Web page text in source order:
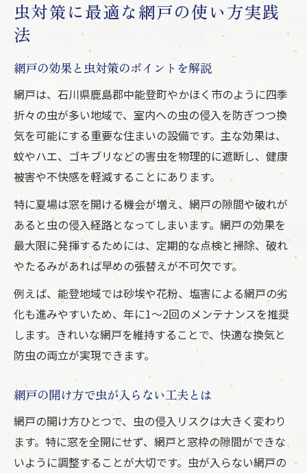
網戸を使った室内換気と虫対策の両立法
快適な空間を作る網戸活用の実践方法
網戸の締め方で虫の侵入経路を徹底ブロッ
ク
虫除けスプレーと網戸の組み合わせ活用術
網戸の定期点検で快適な室内環境を維持
網戸で虫が入らない窓開け方の工夫
虫が入らない網戸の開け方を徹底解説
網戸と窓の重なり方で虫の侵入を防止
網戸を開ける方向を意識した換気方法
網戸の締め方で小さな虫の侵入を防ぐコツ
虫除けスプレーと網戸使用時の注意点
定期チェックで網戸の機能を守る秘訣
網戸の劣化サインと虫対策の見極め方
網戸の破れや隙間を早期発見する習慣
網戸の機能維持に必要な定期点検の方法
虫がつく理由と網戸の点検ポイント解説
網戸のパッキンやモヘアの劣化確認術
虫除けスプレーと掃除による網戸防虫術
網戸の内側から虫除けスプレーの使い方
虫対策に最適な網戸の使い方実践
法
網戸の効果と虫対策のポイントを解説
網戸は、石川県鹿島郡中能登町やかほく市のように四季
折々の虫が多い地域で、室内への虫の侵入を防ぎつつ換
気を可能にする重要な住まいの設備です。主な効果は、
蚊やハエ、ゴキブリなどの害虫を物理的に遮断し、健康
被害や不快感を軽減することにあります。
特に夏場は窓を開ける機会が増え、網戸の隙間や破れが
あると虫の侵入経路となってしまいます。網戸の効果を
最大限に発揮するためには、定期的な点検と掃除、破れ
やたるみがあれば早めの張替えが不可欠です。
例えば、能登地域では砂埃や花粉、塩害による網戸の劣
化も進みやすいため、年に1〜2回のメンテナンスを推奨
します。きれいな網戸を維持することで、快適な換気と
防虫の両立が実現できます。
網戸の開け方で虫が入らない工夫とは
網戸の開け方ひとつで、虫の侵入リスクは大きく変わり
ます。特に窓を全開にせず、網戸と窓枠の隙間ができな
いように調整することが大切です。虫が入らない網戸の